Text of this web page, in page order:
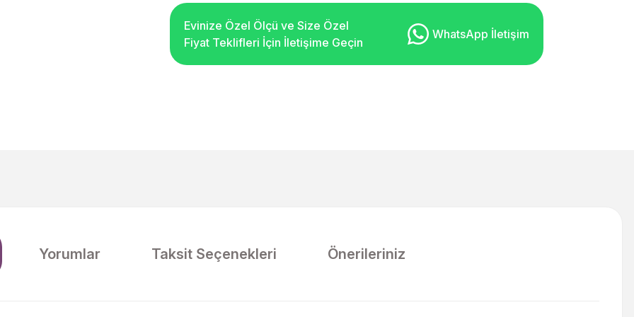
Evinize Özel Ölçü ve Size Özel
Fiyat Teklifleri İçin İletişime Geçin
WhatsApp İletişim
Yorumlar Taksit Seçenekleri Önerileriniz